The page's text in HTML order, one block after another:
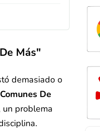
Más"
demasiado o
De
un problema